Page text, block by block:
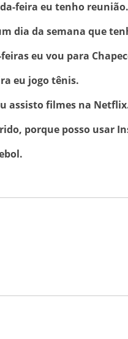
feira eu tenho reunião.
dia da semana que
eu vou para
eu jogo tênis.
assisto filmes na
porque posso usar